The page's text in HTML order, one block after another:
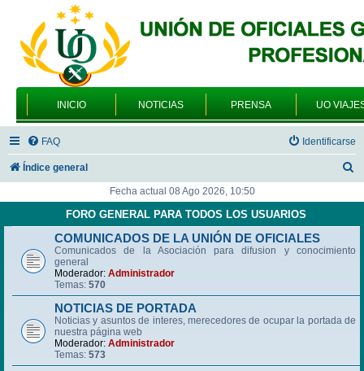
INICIO NOTICIAS PRENSA UO
FAQ Identificarse
Índice general
c
Fecha actual 08 Ago 2026, 10:50
FORO GENERAL PARA TODOS LOS USUARIOS
COMUNICADOS DE LA UNIÓN DE OFICIALES
Comunicados de la Asociación para difusion y conocimiento
general
Moderador: Administrador
Temas: 570
NOTICIAS DE PORTADA
Noticias y asuntos de interes, merecedores de ocupar la portada de
nuestra página web
Moderador: Administrador
Temas: 573